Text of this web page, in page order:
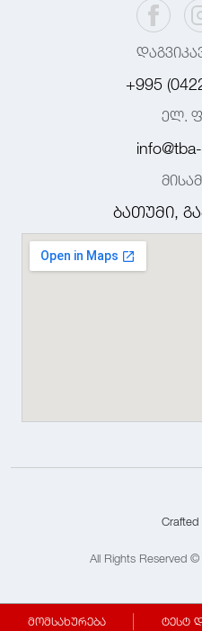
მომსახურება ტესტ
+995
ელ.
ბათუმი,
All Rights Reserved
Crafted